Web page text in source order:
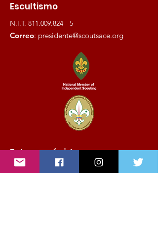
Escultismo
N.I.T. 811.009.824 - 5
Correo: presidente@scoutsace.org
Enlaces rápidos
Nosotros